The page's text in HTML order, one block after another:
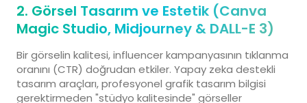
2. Görsel Tasarım ve Estetik (Canva
Magic Studio, Midjourney & DALL-E 3)
Bir görselin kalitesi, influencer kampanyasının tıklanma
oranını (CTR) doğrudan etkiler. Yapay zeka destekli
tasarım araçları, profesyonel grafik tasarım bilgisi
gerektirmeden "stüdyo kalitesinde" görseller